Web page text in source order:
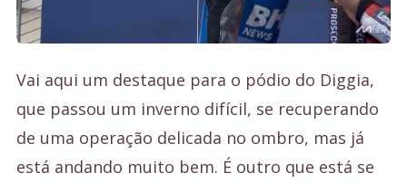
Vai aqui um destaque para o pódio do Diggia,
que passou um inverno difícil, se recuperando
de uma operação delicada no ombro, mas já
está andando muito bem. É outro que está se